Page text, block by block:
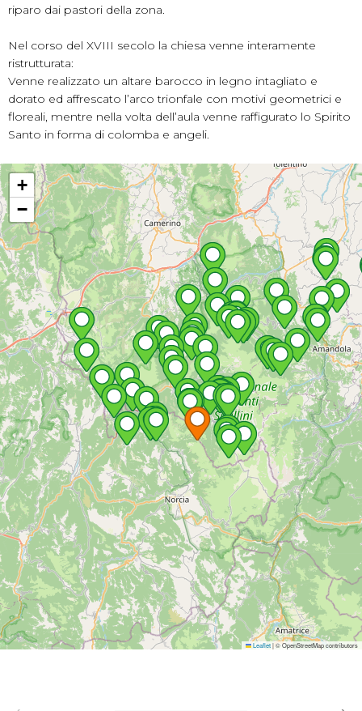
riparo dai pastori della zona.
Nel corso del XVIII secolo la chiesa venne interamente
ristrutturata:
Venne realizzato un altare barocco in legno intagliato e
dorato ed affrescato l’arco trionfale con motivi geometrici e
floreali, mentre nella volta dell’aula venne raffigurato lo Spirito
Santo in forma di colomba e angeli.
+
−
Leaflet|© OpenStreetMap contributors